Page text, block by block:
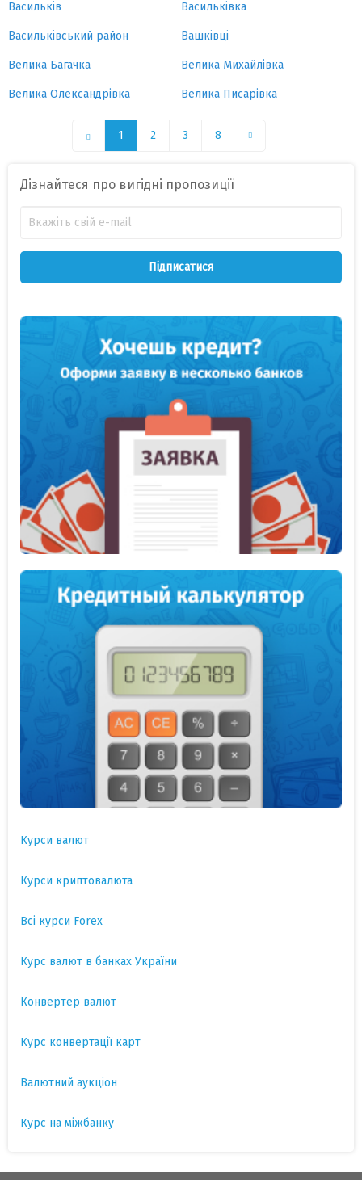
Васильків Васильківка
Васильківський район Вашківці
Велика Багачка Велика Михайлівка
Велика Олександрівка Велика Писарівка
1 2 3 8
Дізнайтеся про вигідні пропозиції
Підписатися
Курси валют
Курси криптовалюта
Всі курси Forex
Курс валют в банках України
Конвертер валют
Курс конвертації карт
Валютний аукціон
Курс на міжбанку